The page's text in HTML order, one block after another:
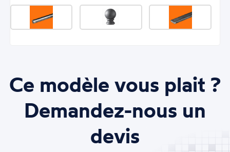
Ce modèle vous plait ?
Demandez-nous un
devis